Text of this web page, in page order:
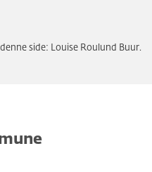
side: Louise Roulund Buur.